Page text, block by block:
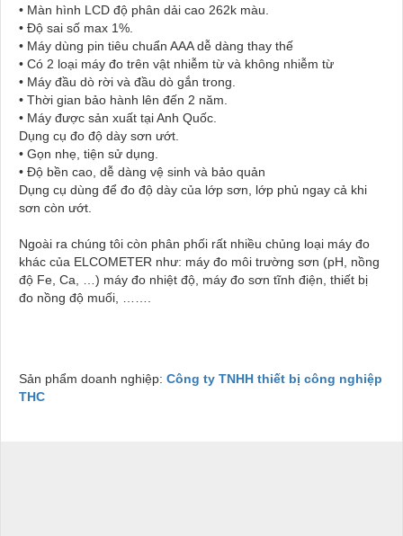
• Màn hình LCD độ phân dải cao 262k màu.
• Độ sai số max 1%.
• Máy dùng pin tiêu chuẩn AAA dễ dàng thay thế
• Có 2 loại máy đo trên vật nhiễm từ và không nhiễm từ
• Máy đầu dò rời và đầu dò gắn trong.
• Thời gian bảo hành lên đến 2 năm.
• Máy được sản xuất tại Anh Quốc.
Dụng cụ đo độ dày sơn ướt.
• Gọn nhẹ, tiện sử dụng.
• Độ bền cao, dễ dàng vệ sinh và bảo quản
Dụng cụ dùng để đo độ dày của lớp sơn, lớp phủ ngay cả khi
sơn còn ướt.
Ngoài ra chúng tôi còn phân phối rất nhiều chủng loại máy đo
khác của ELCOMETER như: máy đo môi trường sơn (pH, nồng
độ Fe, Ca, …) máy đo nhiệt độ, máy đo sơn tĩnh điện, thiết bị
đo nồng độ muối, …….
Sản phẩm doanh nghiệp: Công ty TNHH thiết bị công nghiệp
THC